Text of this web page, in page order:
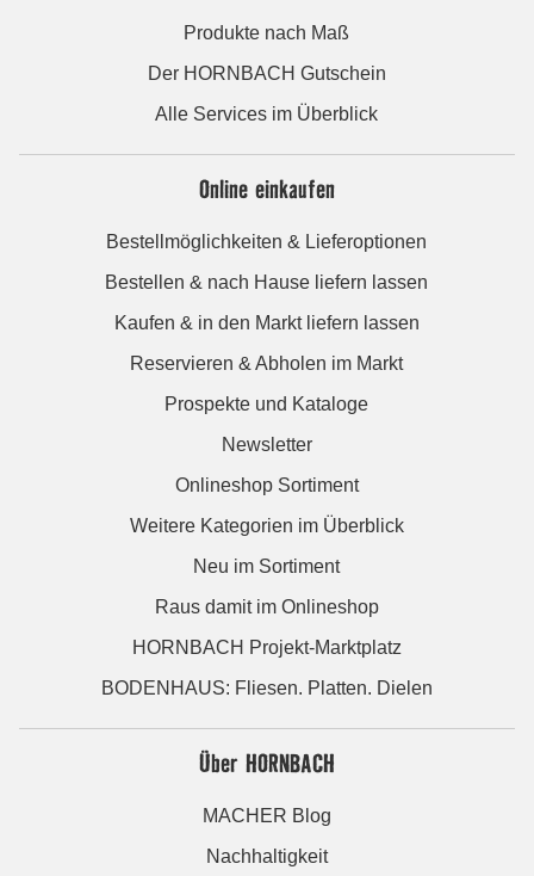
Produkte nach Maß
Der HORNBACH Gutschein
Alle Services im Überblick
Online einkaufen
Bestellmöglichkeiten & Lieferoptionen
Bestellen & nach Hause liefern lassen
Kaufen & in den Markt liefern lassen
Reservieren & Abholen im Markt
Prospekte und Kataloge
Newsletter
Onlineshop Sortiment
Weitere Kategorien im Überblick
Neu im Sortiment
Raus damit im Onlineshop
HORNBACH Projekt-Marktplatz
BODENHAUS: Fliesen. Platten. Dielen
Über HORNBACH
MACHER Blog
Nachhaltigkeit